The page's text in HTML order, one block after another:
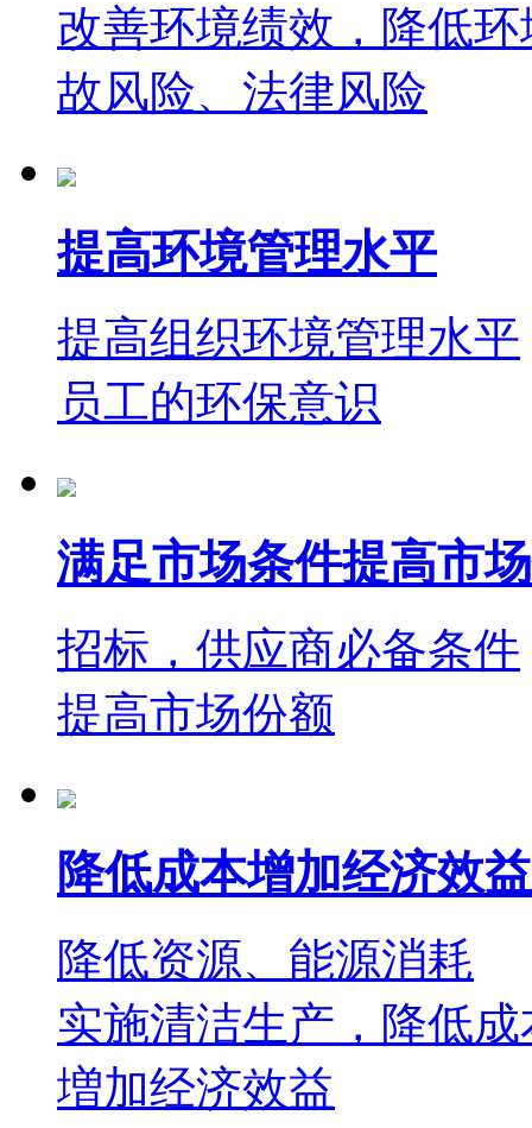
改善环境绩效，降低环
故风险、法律风险
提高环境管理水平
提高组织环境管理水平
员工的环保意识
满足市场条件提高市
招标，供应商必备条件
提高市场份额
降低成本增加经济效益
降低资源、能源消耗
实施清洁生产，降低成
増加经济效益